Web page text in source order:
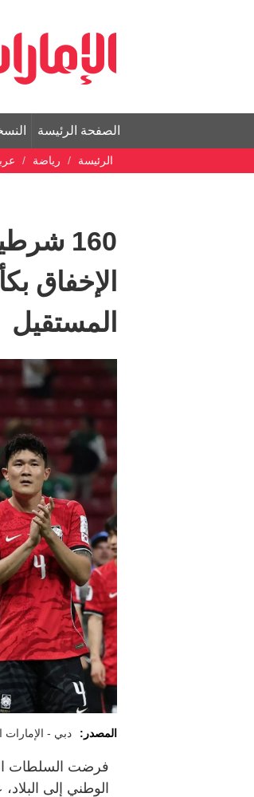
الصفحة الرئيسة
الرئيسة رياضة
160
الإخفاق
المستقيل
المصدر: دبي - الإمارات
فرضت السلطات